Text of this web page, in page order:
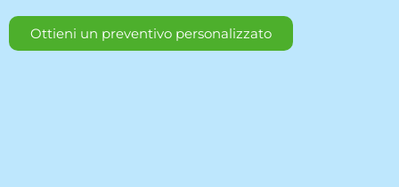
Ottieni un preventivo personalizzato